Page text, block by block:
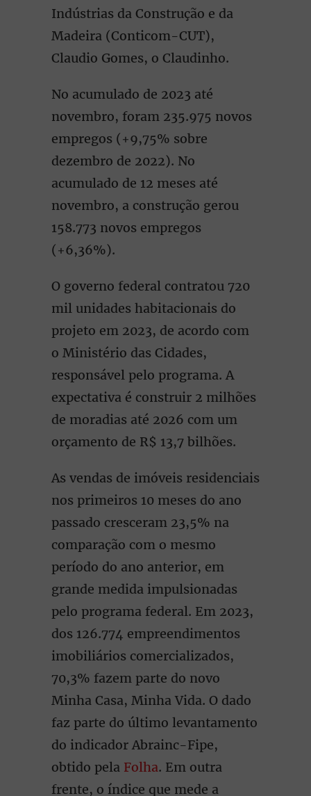
Indústrias da Construção e da
Madeira (Conticom-CUT),
Claudio Gomes, o Claudinho.
No acumulado de 2023 até
novembro, foram 235.975 novos
empregos (+9,75% sobre
dezembro de 2022). No
acumulado de 12 meses até
novembro, a construção gerou
158.773 novos empregos
(+6,36%).
O governo federal contratou 720
mil unidades habitacionais do
projeto em 2023, de acordo com
o Ministério das Cidades,
responsável pelo programa. A
expectativa é construir 2 milhões
de moradias até 2026 com um
orçamento de R$ 13,7 bilhões.
As vendas de imóveis residenciais
nos primeiros 10 meses do ano
passado cresceram 23,5% na
comparação com o mesmo
período do ano anterior, em
grande medida impulsionadas
pelo programa federal. Em 2023,
dos 126.774 empreendimentos
imobiliários comercializados,
70,3% fazem parte do novo
Minha Casa, Minha Vida. O dado
faz parte do último levantamento
do indicador Abrainc-Fipe,
obtido pela Folha. Em outra
frente, o índice que mede a